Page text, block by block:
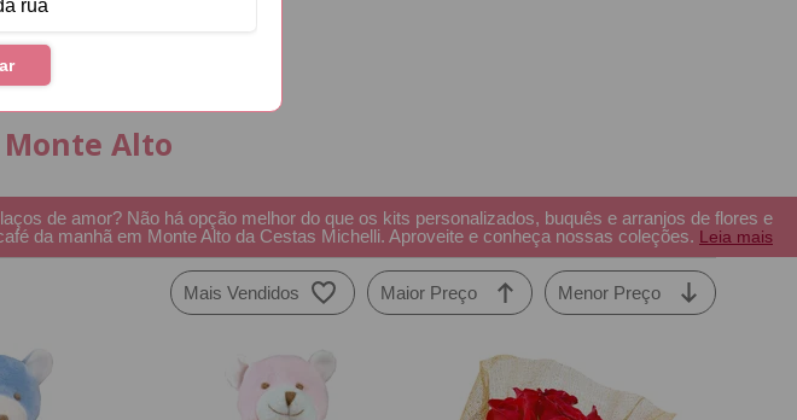
da Manh
Alto
de amor? Não há opção melhor do que os kits personalizados, buquês e arranjos de flores e
da manhã em Monte Alto da Cestas Michelli. Aproveite e conheça nossas coleções. Leia mais
Menor Preço
Maior Preço
Mais Vendidos